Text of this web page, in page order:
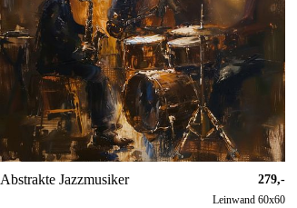
Abstrakte Jazzmusiker 279,-
Leinwand 60x60